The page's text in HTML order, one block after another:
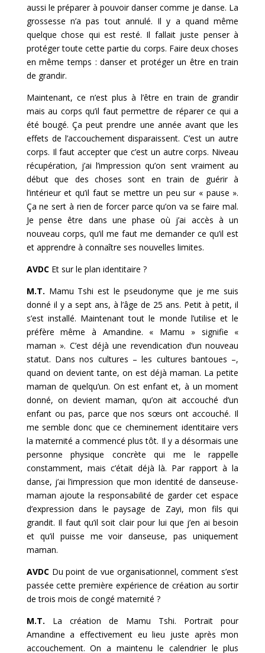
aussi le préparer à pouvoir danser comme je danse. La
grossesse n’a pas tout annulé. Il y a quand même
quelque chose qui est resté. Il fallait juste penser à
protéger toute cette partie du corps. Faire deux choses
en même temps : danser et protéger un être en train
de grandir.
Maintenant, ce n’est plus à l’être en train de grandir
mais au corps qu’il faut permettre de réparer ce qui a
été bougé. Ça peut prendre une année avant que les
effets de l’accouchement disparaissent. C’est un autre
corps. Il faut accepter que c’est un autre corps. Niveau
récupération, j’ai l’impression qu’on sent vraiment au
début que des choses sont en train de guérir à
l’intérieur et qu’il faut se mettre un peu sur « pause ».
Ça ne sert à rien de forcer parce qu’on va se faire mal.
Je pense être dans une phase où j’ai accès à un
nouveau corps, qu’il me faut me demander ce qu’il est
et apprendre à connaître ses nouvelles limites.
AVDCEt sur le plan identitaire ?
M.T. Mamu Tshi est le pseudonyme que je me suis
donné il y a sept ans, à l’âge de 25 ans. Petit à petit, il
s’est installé. Maintenant tout le monde l’utilise et le
préfère même à Amandine. « Mamu » signifie «
maman ». C’est déjà une revendication d’un nouveau
statut. Dans nos cultures – les cultures bantoues –,
quand on devient tante, on est déjà maman. La petite
maman de quelqu’un. On est enfant et, à un moment
donné, on devient maman, qu’on ait accouché d’un
enfant ou pas, parce que nos sœurs ont accouché. Il
me semble donc que ce cheminement identitaire vers
la maternité a commencé plus tôt. Il y a désormais une
personne physique concrète qui me le rappelle
constamment, mais c’était déjà là. Par rapport à la
danse, j’ai l’impression que mon identité de danseuse-
maman ajoute la responsabilité de garder cet espace
d’expression dans le paysage de Zayi, mon fils qui
grandit. Il faut qu’il soit clair pour lui que j’en ai besoin
et qu’il puisse me voir danseuse, pas uniquement
maman.
AVDCDu point de vue organisationnel, comment s’est
passée cette première expérience de création au sortir
de trois mois de congé maternité ?
M.T. La création de Mamu Tshi. Portrait pour
Amandine a effectivement eu lieu juste après mon
accouchement. On a maintenu le calendrier le plus